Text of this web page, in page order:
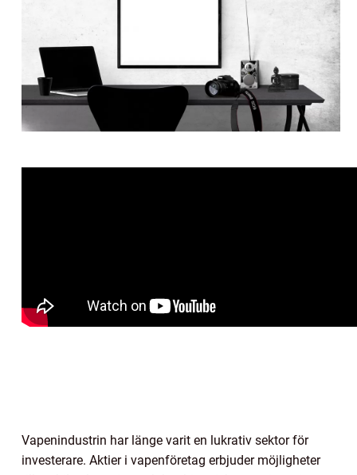
Vapenindustrin har länge varit en lukrativ sektor för
investerare. Aktier i vapenföretag erbjuder möjligheter